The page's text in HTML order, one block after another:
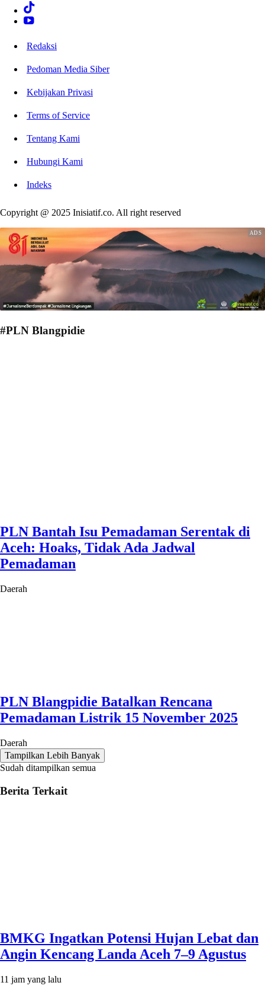
Redaksi
Pedoman Media Siber
Kebijakan Privasi
Terms of Service
Tentang Kami
Hubungi Kami
Indeks
Copyright @ 2025 Inisiatif.co. All right reserved
#PLN Blangpidie
PLN Bantah Isu Pemadaman Serentak di
Aceh: Hoaks, Tidak Ada Jadwal
Pemadaman
Daerah
PLN Blangpidie Batalkan Rencana
Pemadaman Listrik 15 November 2025
Daerah
Tampilkan Lebih Banyak
Sudah ditampilkan semua
Berita Terkait
BMKG Ingatkan Potensi Hujan Lebat dan
Angin Kencang Landa Aceh 7–9 Agustus
11 jam yang lalu